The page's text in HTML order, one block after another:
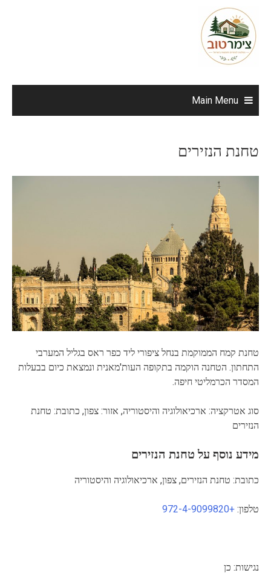
content
Main Menu
טחנת הנזירים
טחנת קמח הממוקמת בנחל ציפורי ליד כפר ראס בגליל המערבי
התחתון. הטחנה הוקמה בתקופה העות'מאנית ונמצאת כיום בבעלות
המסדר הכרמליטי חיפה.
סוג אטרקציה: ארכיאולוגיה והיסטוריה, אזור: צפון, כתובת: טחנת
הנזירים
מידע נוסף על טחנת הנזירים
כתובת: טחנת הנזירים, צפון, ארכיאולוגיה והיסטוריה
טלפון: +972-4-9099820
נגישות: כן